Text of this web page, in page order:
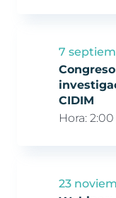
7
CIDIM
Hora:
23